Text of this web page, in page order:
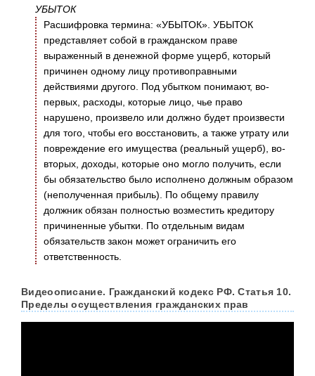
УБЫТОК
Расшифровка термина: «УБЫТОК». УБЫТОК
представляет собой в гражданском праве
выраженный в денежной форме ущерб, который
причинен одному лицу противоправными
действиями другого. Под убытком понимают, во-
первых, расходы, которые лицо, чье право
нарушено, произвело или должно будет произвести
для того, чтобы его восстановить, а также утрату или
повреждение его имущества (реальный ущерб), во-
вторых, доходы, которые оно могло получить, если
бы обязательство было исполнено должным образом
(неполученная прибыль). По общему правилу
должник обязан полностью возместить кредитору
причиненные убытки. По отдельным видам
обязательств закон может ограничить его
ответственность.
Видеоописание. Гражданский кодекс РФ. Статья 10.
Пределы осуществления гражданских прав